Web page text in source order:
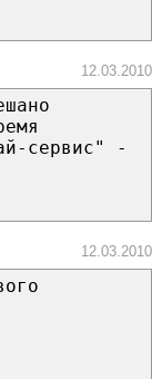
12.03.2010
сервис" -
12.03.2010